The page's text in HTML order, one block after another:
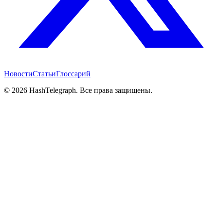
НовостиСтатьиГлоссарий
© 2026 HashTelegraph. Все права защищены.